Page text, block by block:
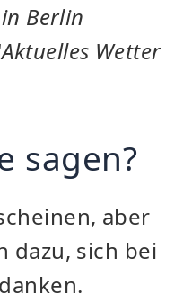
Berlin
Aktuelles Wetter
sagen?
aber
dazu, sich bei